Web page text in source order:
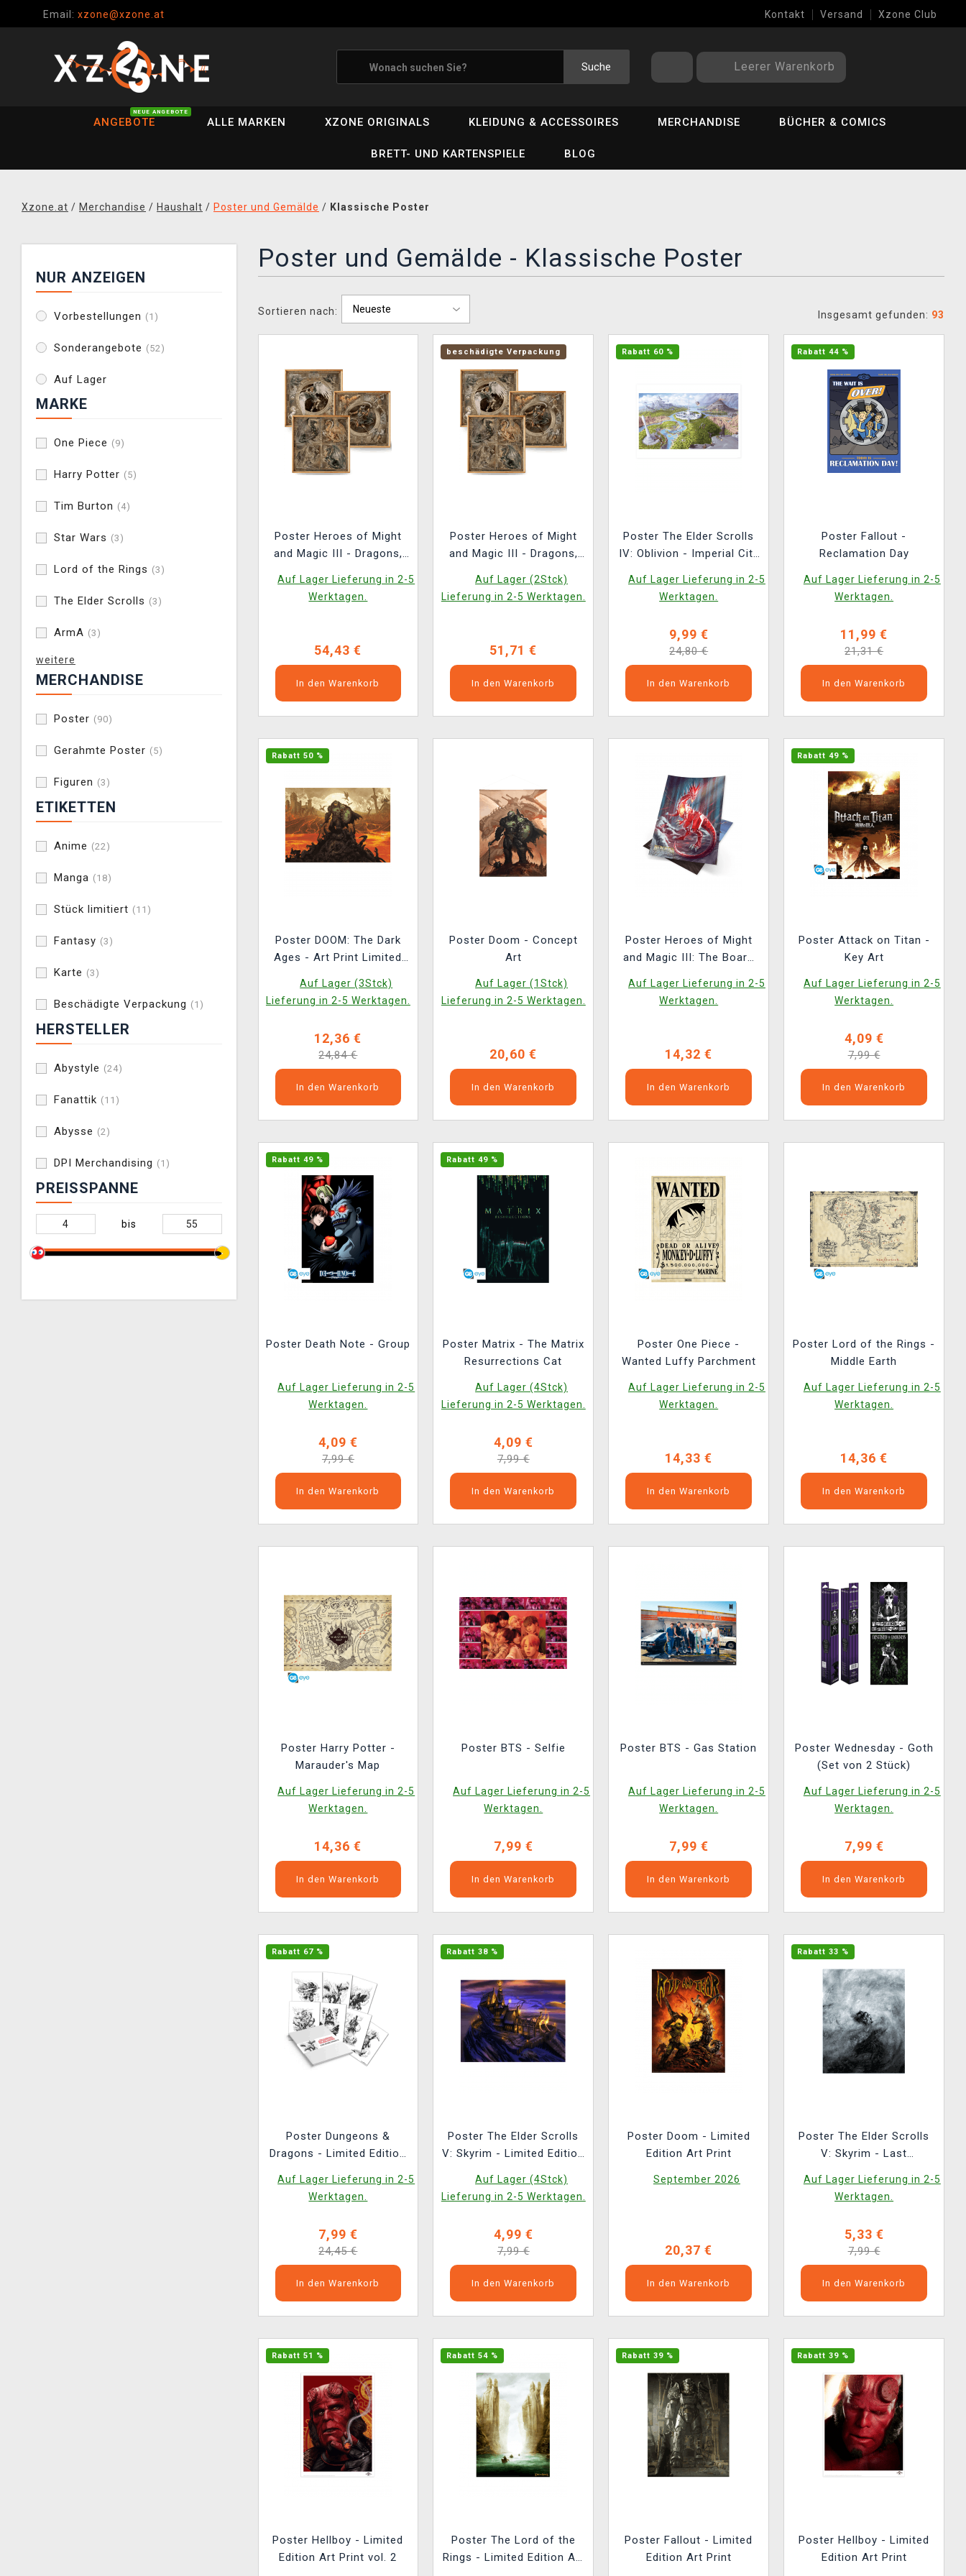
Email: xzone@xzone.at Kontakt Versand Xzone Club
Suche Leerer Warenkorb
ANGEBOTE
NEUE ANGEBOTE
ALLE MARKEN XZONE ORIGINALS KLEIDUNG & ACCESSOIRES MERCHANDISE BÜCHER & COMICS
BRETT- UND KARTENSPIELE BLOG
Xzone.at / Merchandise / Haushalt / Poster und Gemälde / Klassische Poster
NUR ANZEIGEN
Vorbestellungen (1)
Sonderangebote (52)
Auf Lager
MARKE
One Piece (9)
Harry Potter (5)
Tim Burton (4)
Star Wars (3)
Lord of the Rings (3)
The Elder Scrolls (3)
ArmA (3)
weitere
MERCHANDISE
Poster (90)
Gerahmte Poster (5)
Figuren (3)
ETIKETTEN
Anime (22)
Manga (18)
Stück limitiert (11)
Fantasy (3)
Karte (3)
Beschädigte Verpackung (1)
HERSTELLER
Abystyle (24)
Fanattik (11)
Abysse (2)
DPI Merchandising (1)
PREISSPANNE
bis
Poster und Gemälde - Klassische Poster
Sortieren nach: Insgesamt gefunden: 93
Poster Heroes of Might
and Magic III - Dragons,
(3er-Set)
Auf Lager Lieferung in 2-5
Werktagen.
54,43 €
In den Warenkorb
beschädigte Verpackung
Poster Heroes of Might
and Magic III - Dragons,
(3er-Set) (beschädigte
Verpackung)
Auf Lager (2Stck)
Lieferung in 2-5 Werktagen.
51,71 €
In den Warenkorb
Rabatt 60 %
Poster The Elder Scrolls
IV: Oblivion - Imperial City
Auf Lager Lieferung in 2-5
Werktagen.
9,99 €
24,80 €
In den Warenkorb
Rabatt 44 %
Poster Fallout -
Reclamation Day
Auf Lager Lieferung in 2-5
Werktagen.
11,99 €
21,31 €
In den Warenkorb
Rabatt 50 %
Poster DOOM: The Dark
Ages - Art Print Limited
Auf Lager (3Stck)
Lieferung in 2-5 Werktagen.
12,36 €
24,84 €
In den Warenkorb
Poster Doom - Concept
Art
Auf Lager (1Stck)
Lieferung in 2-5 Werktagen.
20,60 €
In den Warenkorb
Poster Heroes of Might
and Magic III: The Board
Auf Lager Lieferung in 2-5
Werktagen.
14,32 €
In den Warenkorb
Rabatt 49 %
Poster Attack on Titan -
Key Art
Auf Lager Lieferung in 2-5
Werktagen.
4,09 €
7,99 €
In den Warenkorb
Rabatt 49 %
Poster Death Note - Group
Auf Lager Lieferung in 2-5
Werktagen.
4,09 €
7,99 €
In den Warenkorb
Rabatt 49 %
Poster Matrix - The Matrix
Resurrections Cat
Auf Lager (4Stck)
Lieferung in 2-5 Werktagen.
4,09 €
7,99 €
In den Warenkorb
Poster One Piece -
Wanted Luffy Parchment
Auf Lager Lieferung in 2-5
Werktagen.
14,33 €
In den Warenkorb
Poster Lord of the Rings -
Middle Earth
Auf Lager Lieferung in 2-5
Werktagen.
14,36 €
In den Warenkorb
Poster Harry Potter -
Marauder's Map
Auf Lager Lieferung in 2-5
Werktagen.
14,36 €
In den Warenkorb
Poster BTS - Selfie
Auf Lager Lieferung in 2-5
Werktagen.
7,99 €
In den Warenkorb
Poster BTS - Gas Station
Auf Lager Lieferung in 2-5
Werktagen.
7,99 €
In den Warenkorb
Poster Wednesday - Goth
(Set von 2 Stück)
Auf Lager Lieferung in 2-5
Werktagen.
7,99 €
In den Warenkorb
Rabatt 67 %
Poster Dungeons &
Dragons - Limited Edition
Auf Lager Lieferung in 2-5
Werktagen.
7,99 €
24,45 €
In den Warenkorb
Rabatt 38 %
Poster The Elder Scrolls
V: Skyrim - Limited Edition
Auf Lager (4Stck)
Lieferung in 2-5 Werktagen.
4,99 €
7,99 €
In den Warenkorb
Poster Doom - Limited
Edition Art Print
September 2026
20,37 €
In den Warenkorb
Rabatt 33 %
Poster The Elder Scrolls
V: Skyrim - Last
Edition Art Print
Auf Lager Lieferung in 2-5
Werktagen.
5,33 €
7,99 €
In den Warenkorb
Rabatt 51 %
Poster Hellboy - Limited
Edition Art Print vol. 2
Rabatt 54 %
Poster The Lord of the
Rings - Limited Edition Art
Rabatt 39 %
Poster Fallout - Limited
Edition Art Print
Rabatt 39 %
Poster Hellboy - Limited
Edition Art Print